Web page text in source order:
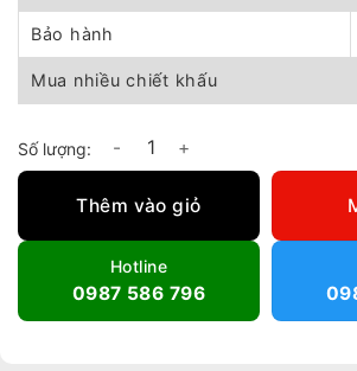
Bảo hành
Mua nhiều chiết khấu
Quạt đứng công nghiệp Dasin KSMA-
Thêm vào giỏ
Hotline
0987 586 796